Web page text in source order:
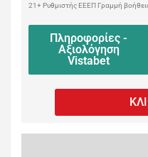
21+ Ρυθμιστής ΕΕΕΠ Γραμμή
Πληροφορίες -
Αξιολόγηση
Vistabet